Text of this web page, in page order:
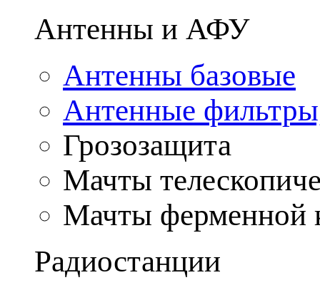
Антенны и АФУ
Антенны базовые
Антенные
Грозозащита
Мачты
Мачты ферменной
Радиостанции